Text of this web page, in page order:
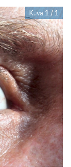
Kuva 1 / 1